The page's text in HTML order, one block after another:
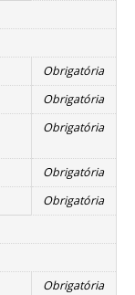
Obrigatória
Obrigatória
Obrigatória
Obrigatória
Obrigatória
Obrigatória